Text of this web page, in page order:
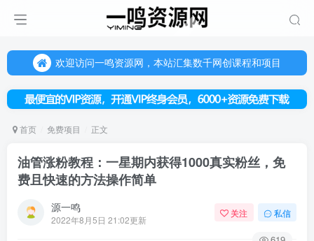
欢迎访问一鸣资源网，本站汇集数千网创课程和项目
欢迎访问一鸣资源网，本站汇集数千网创课程和项目
首页 免费项目 正文
油管涨粉教程：一星期内获得1000真实粉丝，免
费且快速的方法操作简单
源一鸣
2022年8月5日 21:02更新
关注 私信